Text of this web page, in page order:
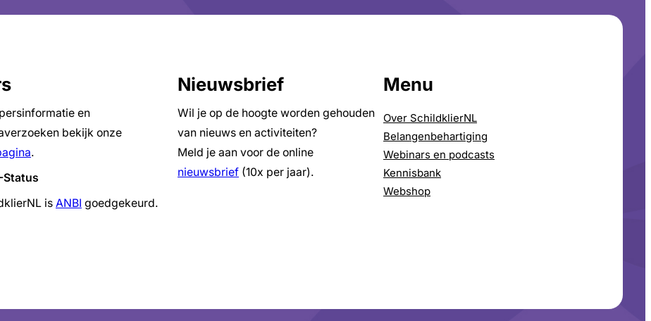
en
bekijk onze
.
Status
is ANBI goedgekeurd.
Nieuwsbrief
Wil je op de hoogte worden gehouden
van nieuws en activiteiten?
Meld je aan voor de online
nieuwsbrief (10x per jaar).
Menu
Over SchildklierNL
Belangenbehartiging
Webinars en podcasts
Kennisbank
Webshop